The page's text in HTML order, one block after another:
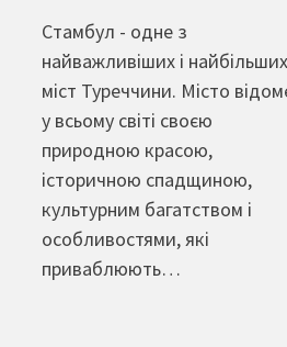
Стамбул - одне з
найважливіших і найбільших
міст Туреччини. Місто
у всьому світі своєю
природною красою,
історичною спадщиною,
культурним багатством і
особливостями, які
приваблюють…